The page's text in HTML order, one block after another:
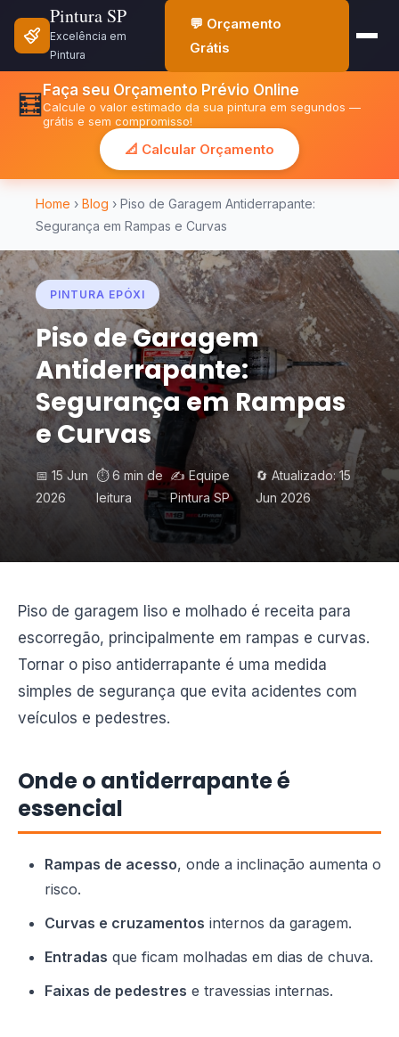
Pintura SP
Excelência em
Pintura
💬 Orçamento
Grátis
🧮 Faça seu Orçamento Prévio Online
Calcule o valor estimado da sua pintura em segundos —
grátis e sem compromisso!
📐 Calcular Orçamento
Home › Blog › Piso de Garagem Antiderrapante:
Segurança em Rampas e Curvas
PINTURA EPÓXI
Piso de Garagem
Antiderrapante:
Segurança em Rampas
e Curvas
📅 15 Jun
2026
⏱️ 6 min de
leitura
✍️ Equipe
Pintura SP
🔄 Atualizado: 15
Jun 2026
Piso de garagem liso e molhado é receita para
escorregão, principalmente em rampas e curvas.
Tornar o piso antiderrapante é uma medida
simples de segurança que evita acidentes com
veículos e pedestres.
Onde o antiderrapante é
essencial
Rampas de acesso, onde a inclinação aumenta o
risco.
Curvas e cruzamentos internos da garagem.
Entradas que ficam molhadas em dias de chuva.
Faixas de pedestres e travessias internas.